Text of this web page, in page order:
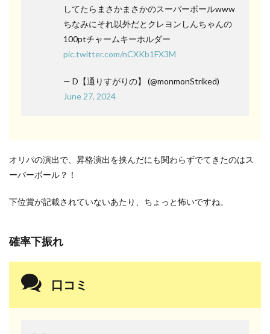
してたらまさかまさかのスーパーボールwww
ちなみにそれ以外だとクレヨンしんちゃんの
100ptチャームキーホルダー
pic.twitter.com/nCXKb1FX3M
— D【通りすがりの】 (@monmonStriked)
June 27, 2024
オリパの演出で、昇格演出を挟んだにも関わらずでてきたのはス
ーパーボール？！
下位賞が記載されていないあたり、ちょっと怖いですね。
確率下振れ
口コミ